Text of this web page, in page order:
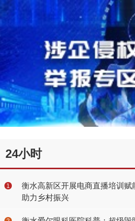
24小时
1
衡水高新区开展电商直播培训赋
助力乡村振兴